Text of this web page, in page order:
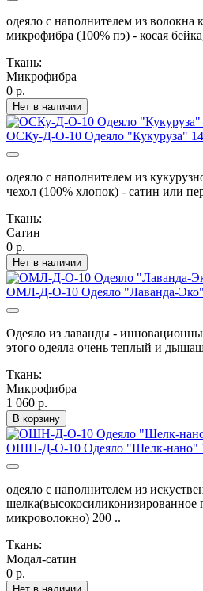
одеяло с наполнителем из волокна
микрофибра (100% пэ) - косая
Ткань:
Микрофибра
0 р.
Нет в наличии
ОСКу-Д-О-10 Одеяло "Кукуруза"
одеяло с наполнителем из
чехол (100% хлопок) - сатин или
Ткань:
Сатин
0 р.
Нет в наличии
ОМЛ-Д-О-10 Одеяло "Лаванда-Эко"
Одеяло из лаванды -
этого одеяла очень теплый и
Ткань:
Микрофибра
1 060 р.
В корзину
ОШН-Д-О-10 Одеяло "Шелк-нано"
одеяло с наполнителем из
шелка(высокосиликонизированное
микроволокно) 200 ..
Ткань:
Модал-сатин
0 р.